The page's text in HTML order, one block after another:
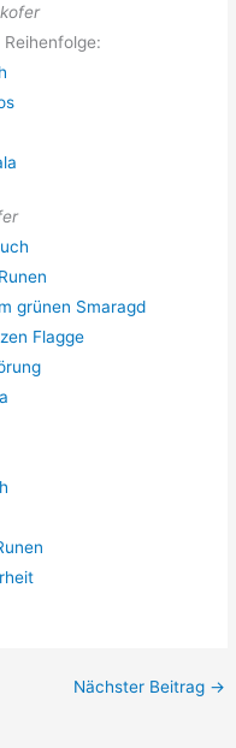
grünen Smaragd
Flagge
Nächster Beitrag →